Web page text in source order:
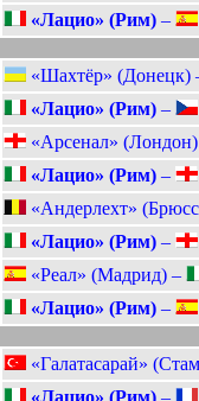
«Лацио» (Рим)–
«Шахтёр» (Донецк)
«Лацио» (Рим)–
«Арсенал»
«Лацио» (Рим)–
«Андерлехт»
«Лацио» (Рим)–
«Реал» (Мадрид) –
«Лацио» (Рим)–
«Галатасарай»
«Лацио» (Рим)–